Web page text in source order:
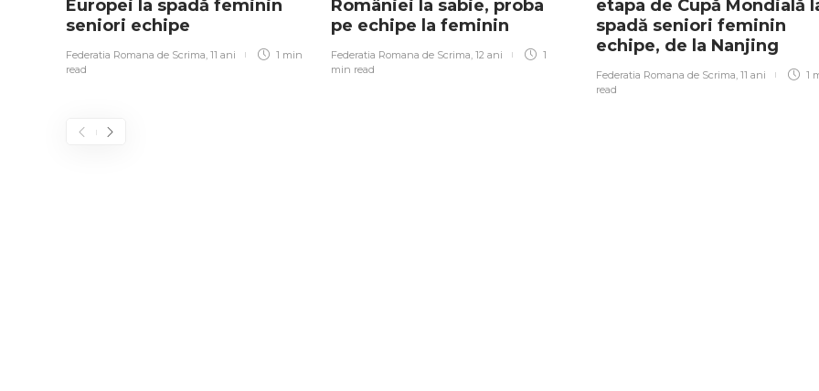
Europei la spadă feminin
seniori echipe
Federatia Romana de Scrima 11 ani
1 min
read
României la sabie, proba
pe echipe la feminin
Federatia Romana de Scrima 12 ani
1
min read
etapa de Cupă Mondială
spadă seniori feminin
echipe, de la Nanjing
Federatia Romana de Scrima 11 ani
1
read